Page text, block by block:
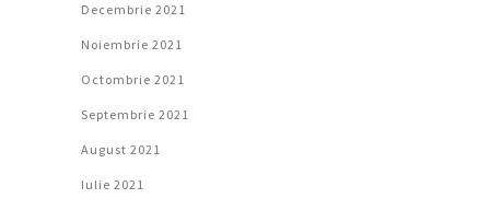
Decembrie 2021
Noiembrie 2021
Octombrie 2021
Septembrie 2021
August 2021
Iulie 2021